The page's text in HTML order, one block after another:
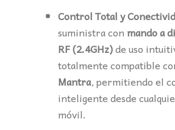
Control Total y
suministra con mando a
RF (2.4GHz)de uso
totalmente compatible
Mantra, permitiendo el
inteligente desde
móvil.